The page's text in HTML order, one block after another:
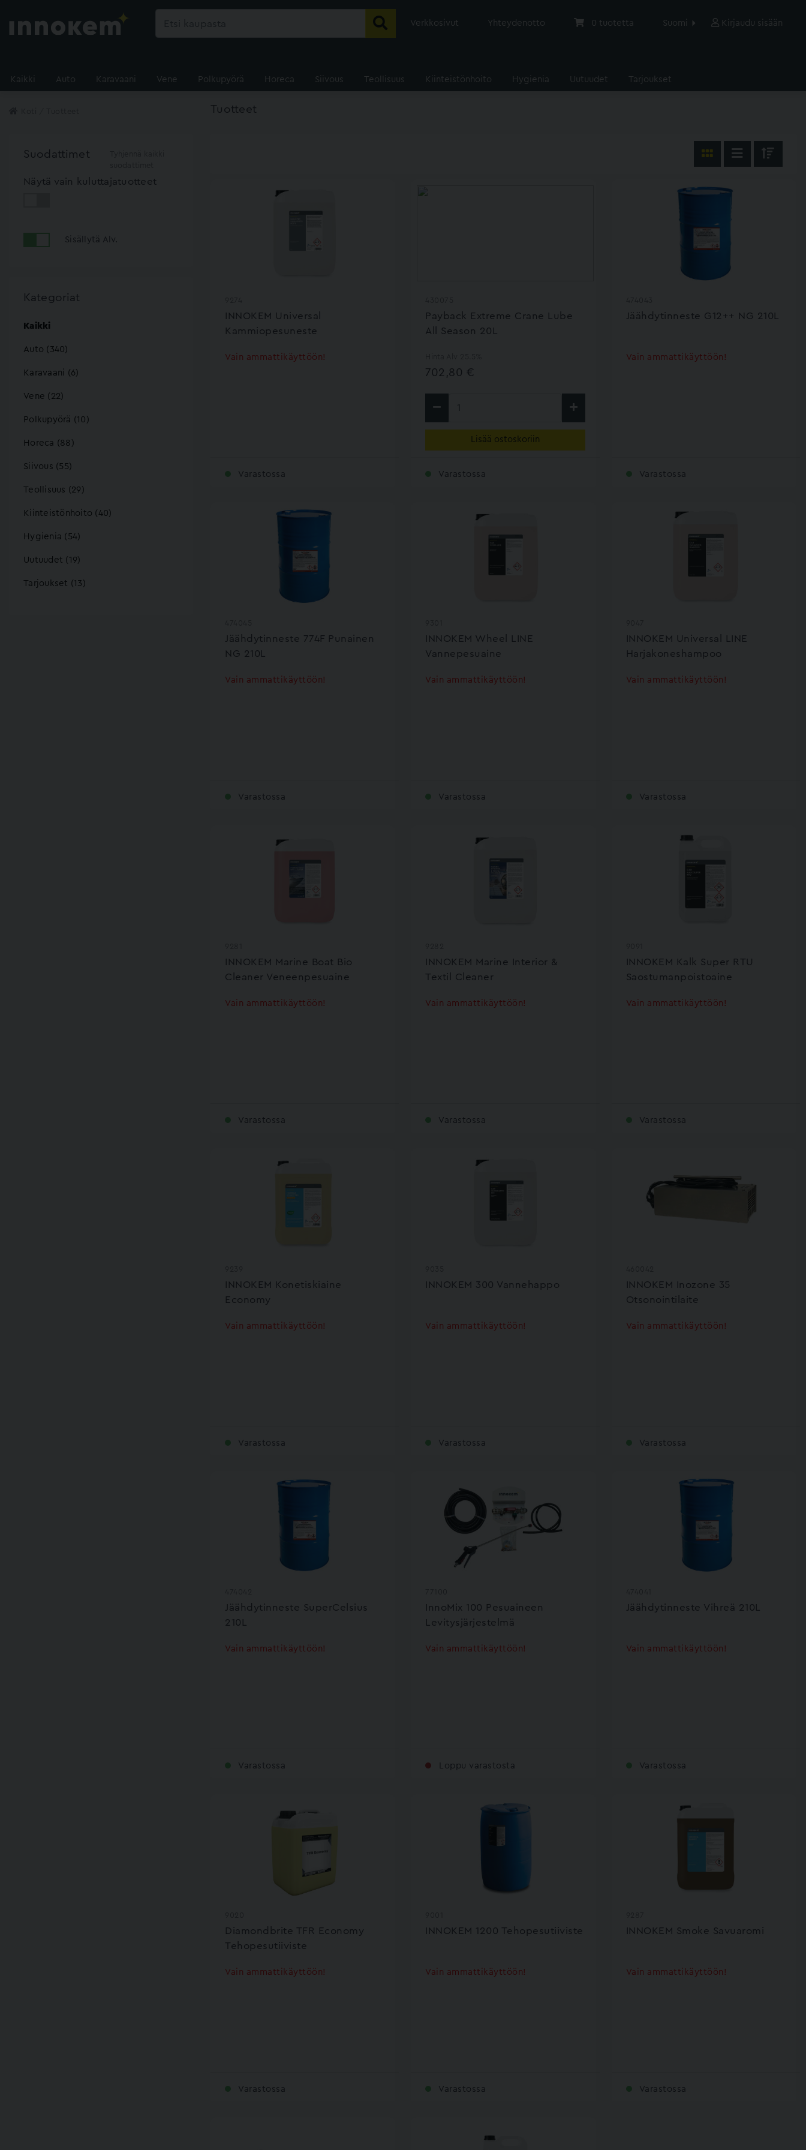
Verkkosivut Yhteydenotto 0 tuotetta Suomi Kirjaudu sisään
Kaikki Auto Karavaani Vene Polkupyörä Horeca Siivous Teollisuus Kiinteistönhoito Hygienia Uutuudet Tarjoukset
Tuotteet
Suodattimet
Näytä vain kuluttajatuotteet
Sisällytä Alv.
Kategoriat
Kaikki
Auto (340)
Karavaani (6)
Vene (22)
Polkupyörä (10)
Horeca (88)
Siivous (55)
Teollisuus (29)
Kiinteistönhoito (40)
Hygienia (54)
Uutuudet (19)
Tarjoukset (13)
INNOKEM Universal
Kammiopesuneste
Varastossa
Vain ammattikäyttöön!
Payback Extreme Crane Lube
All Season 20L
Varastossa
702,80 €
Lisää ostoskoriin
Jäähdytinneste G12++ NG 210L
Varastossa
Vain ammattikäyttöön!
Jäähdytinneste 774F Punainen
NG 210L
Varastossa
Vain ammattikäyttöön!
INNOKEM Wheel LINE
Vannepesuaine
Varastossa
Vain ammattikäyttöön!
INNOKEM Universal LINE
Harjakoneshampoo
Varastossa
Vain ammattikäyttöön!
INNOKEM Marine Boat Bio
Cleaner Veneenpesuaine
Varastossa
Vain ammattikäyttöön!
INNOKEM Marine Interior &
Textil Cleaner
Varastossa
Vain ammattikäyttöön!
INNOKEM Kalk Super RTU
Saostumanpoistoaine
Varastossa
Vain ammattikäyttöön!
INNOKEM Konetiskiaine
Economy
Varastossa
Vain ammattikäyttöön!
INNOKEM 300 Vannehappo
Varastossa
Vain ammattikäyttöön!
INNOKEM Inozone 35
Otsonointilaite
Varastossa
Vain ammattikäyttöön!
Jäähdytinneste SuperCelsius
210L
Varastossa
Vain ammattikäyttöön!
InnoMix 100 Pesuaineen
Levitysjärjestelmä
Loppu varastosta
Vain ammattikäyttöön!
Jäähdytinneste Vihreä 210L
Varastossa
Vain ammattikäyttöön!
Diamondbrite TFR Economy
Tehopesutiiviste
Varastossa
Vain ammattikäyttöön!
INNOKEM 1200 Tehopesutiiviste
Varastossa
Vain ammattikäyttöön!
INNOKEM Smoke Savuaromi
Varastossa
Vain ammattikäyttöön!